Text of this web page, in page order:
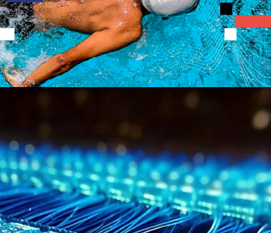
Digital Consulting
Netconnect Solutions